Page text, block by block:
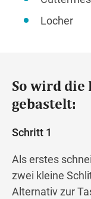
Locher
So wird die
gebastelt:
Schritt 1
Als erstes
zwei kleine
Alternativ zur